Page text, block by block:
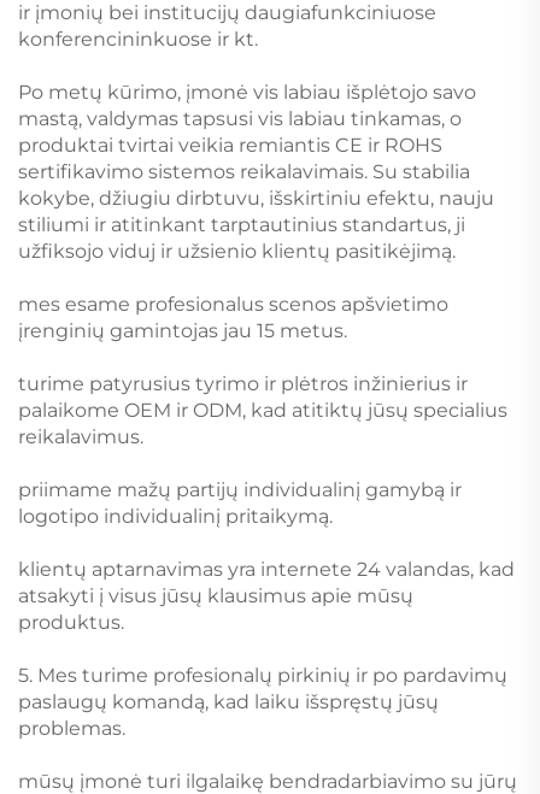
ir įmonių bei institucijų daugiafunkciniuose
konferencininkuose ir kt.
Po metų kūrimo, įmonė vis labiau išplėtojo savo
mastą, valdymas tapsusi vis labiau tinkamas, o
produktai tvirtai veikia remiantis CE ir ROHS
sertifikavimo sistemos reikalavimais. Su stabilia
kokybe, džiugiu dirbtuvu, išskirtiniu efektu, nauju
stiliumi ir atitinkant tarptautinius standartus, ji
užfiksojo viduj ir užsienio klientų pasitikėjimą.
mes esame profesionalus scenos apšvietimo
įrenginių gamintojas jau 15 metus.
turime patyrusius tyrimo ir plėtros inžinierius ir
palaikome OEM ir ODM, kad atitiktų jūsų specialius
reikalavimus.
priimame mažų partijų individualinį gamybą ir
logotipo individualinį pritaikymą.
klientų aptarnavimas yra internete 24 valandas, kad
atsakyti į visus jūsų klausimus apie mūsų
produktus.
5. Mes turime profesionalų pirkinių ir po pardavimų
paslaugų komandą, kad laiku išspręstų jūsų
problemas.
mūsų įmonė turi ilgalaikę bendradarbiavimo su jūrų